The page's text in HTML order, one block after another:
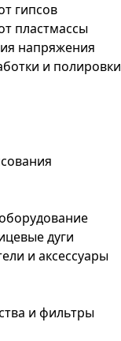
гипсов
пластмассы
напряжения
и полировки
дуги
и аксессуары
и фильтры